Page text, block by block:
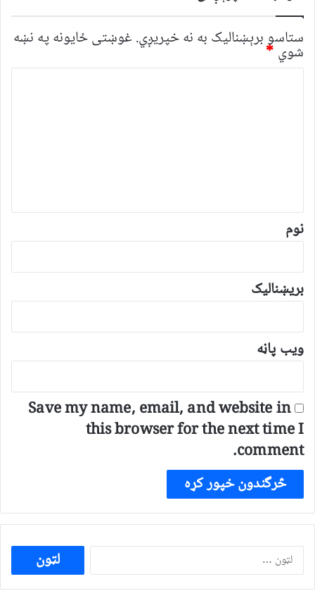
ستاسو برېښناليک به نه خپريږي. غوښتى ځایونه په نښه
شوي *
*
نوم
بریښنالیک
ویب پاڼه
Save my name, email, and website in
this browser for the next time I
comment.
ددی
لپاره
لټون: